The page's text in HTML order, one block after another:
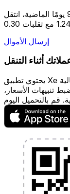
على مدار الـ 90 يومًا الماضية، انتقل QAR إلى ROL بين 1.2144 و
إرسال الأموال
أثناء التنقل
يحتوي تطبيق Xe على كل ما تحتاجه لإجراء التحويلات المالية
تنبيهات الأسعار،